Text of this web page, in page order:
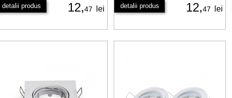
detalii produs 12,47 lei detalii produs 12,47 lei